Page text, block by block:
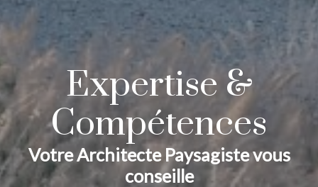
Expertise &
Compétences
Votre Architecte Paysagiste vous
conseille